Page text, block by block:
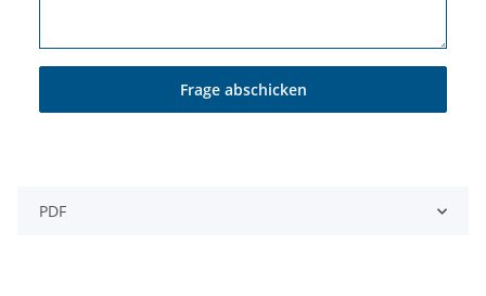
Frage abschicken
PDF